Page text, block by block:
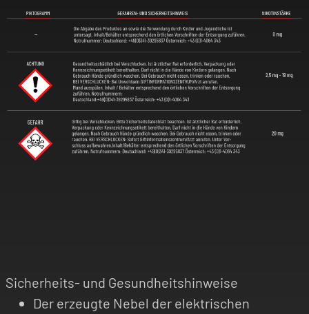
Sicherheits- und Gesundheitshinweise
Der erzeugte Nebel der elektrischen